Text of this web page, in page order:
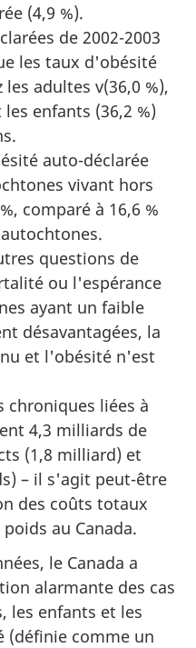
(4,9 %).
de 2002-2003
les taux d'obésité
adultes v(36,0 %),
enfants (36,2 %)
auto-déclarée
vivant hors
comparé à 16,6 %
questions de
ou l'espérance
ayant un faible
désavantagées, la
et l'obésité n'est
chroniques liées à
4,3 milliards de
(1,8 milliard) et
– il s'agit peut-être
des coûts totaux
au Canada.
le Canada a
alarmante des cas
les enfants et les
page
(définie comme un